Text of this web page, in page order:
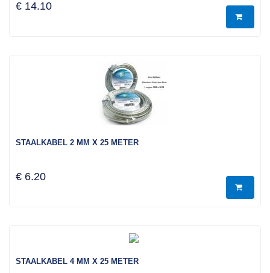
€ 14.10
STAALKABEL 2 MM X 25 METER
€ 6.20
STAALKABEL 4 MM X 25 METER